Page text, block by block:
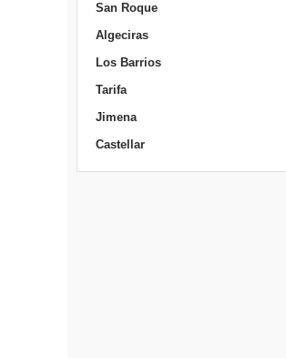
San Roque
Algeciras
Los Barrios
Tarifa
Jimena
Castellar